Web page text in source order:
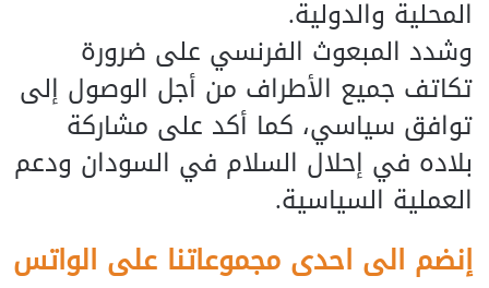
المحلية والدولية.
وشدد المبعوث الفرنسي على ضرورة
تكاتف جميع الأطراف من أجل الوصول إلى
توافق سياسي، كما أكد على مشاركة
بلاده في إحلال السلام في السودان ودعم
العملية السياسية.
إنضم الى احدى مجموعاتنا على الواتس